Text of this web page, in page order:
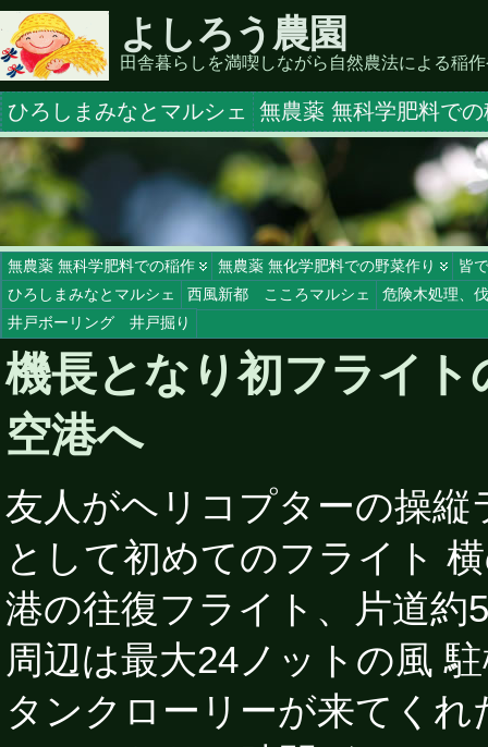
よしろう農園
田舎暮らしを満喫しながら自然農法による稲
ひろしまみなとマルシェ 無農薬 無科学肥料で
無農薬 無科学肥料での稲作 無農薬 無化学肥料での野菜作り
皆
ひろしまみなとマルシェ
西風新都 こころマルシェ
危険木処理、
井戸ボーリング 井戸掘り
機長となり初フライ
空港へ
友人がヘリコプターの操
として初めてのフライト
港の往復フライト、片道約
周辺は最大24ノットの風
タンクローリーが来てく